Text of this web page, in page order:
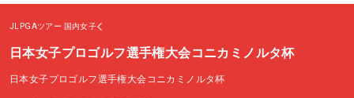
JLPGAツアー 国内女子
日本女子プロゴルフ選手権大会コニカミノルタ杯
日本女子プロゴルフ選手権大会コニカミノルタ杯